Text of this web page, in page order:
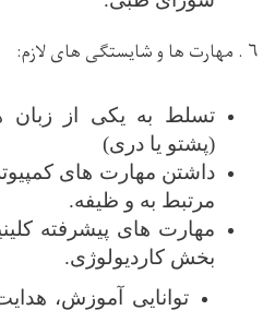
۶ . مهارت ها و شایستگی های لازم:
تسلط به یکی از
(پشتو یا دری)
داشتن مهارت ‌های
مرتبط به و ظیفه.
مهارت های پیشرفته
بخش کاردیولوژی.
توانایی آموزش،